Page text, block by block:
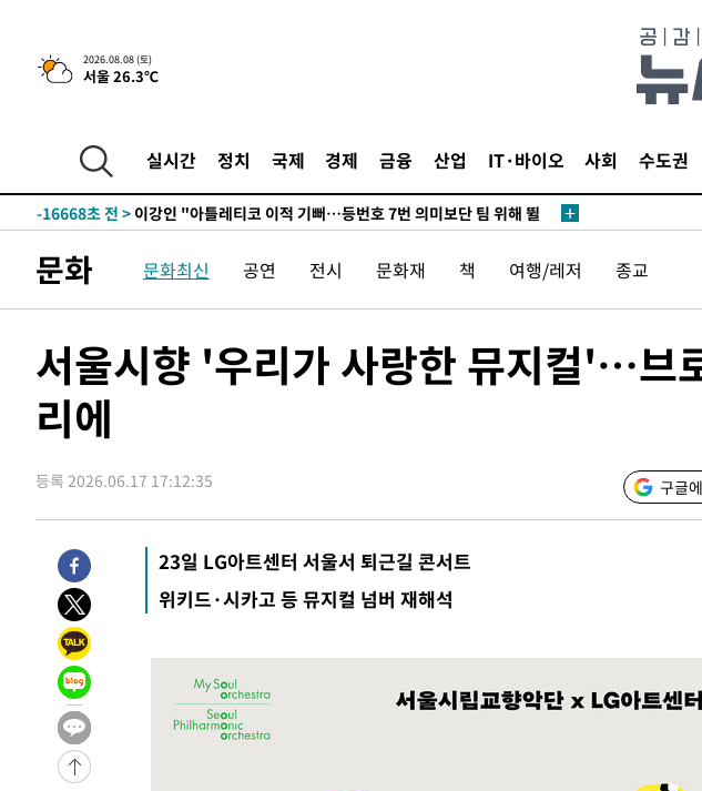
2026.08.08 (토)
서울 26.3℃
실시간 정치 국제 경제 금융 산업 IT·바이오 사회 수도권
-26852초 전 >이란 "호르무즈 재개방 합의 근접…美 배상 선행돼야"
청래 44.56%
-17134초 전 >
[속보]與 대표 경선 제주·인천 당원투표…金 47.75%·鄭
42.08%·宋 10.17%
-16668초 전 >이강인 "아틀레티코 이적 기뻐…등번호 7번 의미보단 팀 위해 뛸
것"
-16603초 전 > [속보]與 당대표 경선, 제주·인천 권리당원 투표 김민석 승리
-10377초 전 >
-9647초 전 >
[속보]이강인 "감독님이 원하는 마음 느꼈고, 많은 트로피 원해 아틀
레티코 이적"
-9429초 전 >수도권 40도 육박 '펄펄'…동해안 일부 지역엔 호의주의보
-8398초 전 >
온열질환 사망자 3명 늘어…누적 환자 3000명 돌파
-2343초 전 >강릉에 시간당 81.4㎜ 물폭탄…도로 잠기고 담벼락 붕괴
25분 전 >백운산서 80년근 천종산삼 9뿌리 발견…감정가 1.3억원
1시간 전 >선재도서 해루질 나섰다 실종 60대, 닷새 만에 숨진 채 발견
날씨]
3시간 전 >
축구협회 "압수수색·성접대 논란 사과…쇄신의 기회로 삼겠다"
4시간 전 >
[속보]'압수수색·성접대 논란' 축구협회 "실망과 걱정 안겨드려 죄송"
7시간 전 >
9시간 전 >
[속보]뉴욕증시 상승 마감…S&P 0.6% 나스닥 1.3%↑
-26852초 전 >
이란 "호르무즈 재개방 합의 근접…美 배상 선행돼야"
-17899초 전 >
[속보]與최고위원 제주·인천 순회경선…박선원·최민희·서미화·
한민수·김용 순
-17852초 전 >
[속보]김민석, 與 전대 당원투표 누적 득표율 45.42%로 1위… 정
청래 44.56%
-17134초 전 >
문화 문화최신 공연 전시 문화재 책 여행/레저 종교
서울시향 '우리가 사랑한 뮤지컬'…브
리에
등록 2026.06.17 17:12:35 구글
23일 LG아트센터 서울서 퇴근길 콘서트
위키드·시카고 등 뮤지컬 넘버 재해석